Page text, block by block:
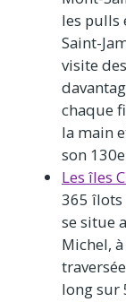
les pulls
Saint-
visite
chaque
la main
son
Les îles
365 îlots
se situe
Michel,
long sur